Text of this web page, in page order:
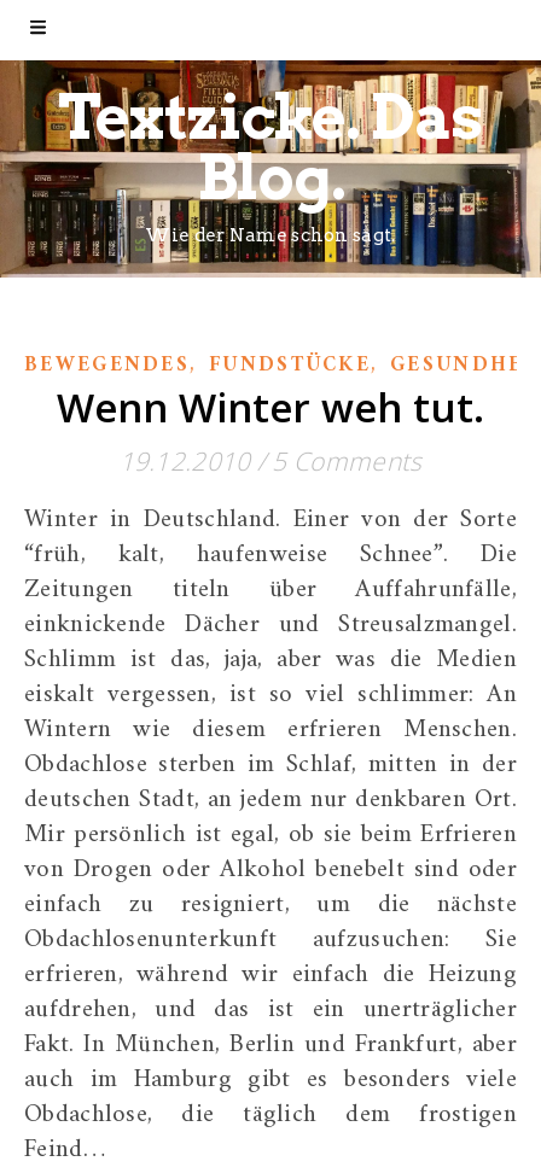
Textzicke. Das
Blog.
Wie der Name schon sagt.
BEWEGENDES, FUNDSTÜCKE,
Wenn Winter weh tut.
19.12.2010/ 5 Comments
Winter in Deutschland. Einer von der Sorte
“früh, kalt, haufenweise Schnee”. Die
Zeitungen titeln über Auffahrunfälle,
einknickende Dächer und Streusalzmangel.
Schlimm ist das, jaja, aber was die Medien
eiskalt vergessen, ist so viel schlimmer: An
Wintern wie diesem erfrieren Menschen.
Obdachlose sterben im Schlaf, mitten in der
deutschen Stadt, an jedem nur denkbaren Ort.
Mir persönlich ist egal, ob sie beim Erfrieren
von Drogen oder Alkohol benebelt sind oder
einfach zu resigniert, um die nächste
Obdachlosenunterkunft aufzusuchen: Sie
erfrieren, während wir einfach die Heizung
aufdrehen, und das ist ein unerträglicher
Fakt. In München, Berlin und Frankfurt, aber
auch im Hamburg gibt es besonders viele
Obdachlose, die täglich dem frostigen
Feind…